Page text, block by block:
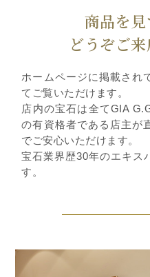
商品を見
どうぞご来
ホームページに掲載され
てご覧いただけます。
店内の宝石は全てGIA
の有資格者である店主が
でご安心いただけます。
宝石業界歴30年のエキス
す。